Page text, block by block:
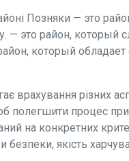
Позняки — это
— это район, который
который
врахування різних
полегшити процес
на конкретних
безпеки, якість